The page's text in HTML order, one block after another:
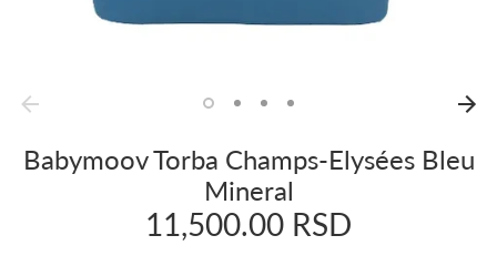
Babymoov Torba Champs-Elysées Bleu
Mineral
11,500.00 RSD